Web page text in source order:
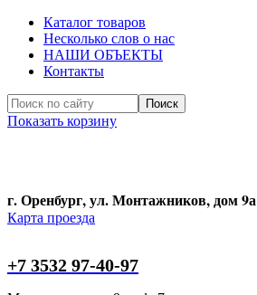
Каталог товаров
Несколько слов о нас
НАШИ ОБЪЕКТЫ
Контакты
Поиск
Поиск
Показать корзину
г. Оренбург, ул. Монтажников, дом 9а
Карта проезда
+7 3532 97-40-97